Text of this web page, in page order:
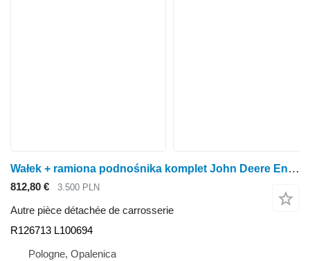
Wałek + ramiona podnośnika komplet John Deere Ensemble arbre + bras de levage 6800 6900 7000 R126713 L10069 R126713 L100694 pour tracteur à roues John Deere 6800, 6900, 7000
812,80 € 3.500 PLN
Autre pièce détachée de carrosserie
R126713 L100694
Pologne, Opalenica